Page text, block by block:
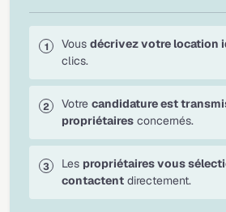
Vous décrivez votre location
clics.
Votre candidature est
propriétaires concernés.
Les propriétaires vous
contactent directement.